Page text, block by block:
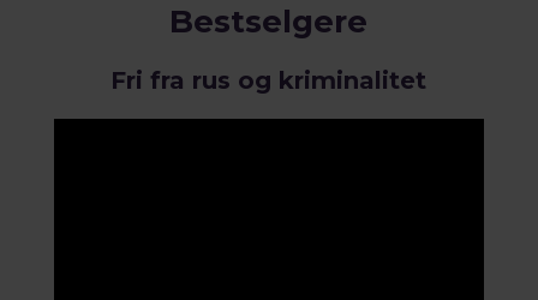
Bestselgere
Fri fra rus og kriminalitet